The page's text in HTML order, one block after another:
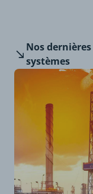
Nos dernières
systèmes